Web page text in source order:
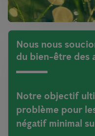
Nous nous
du bien-être des
Notre objectif
problème pour
négatif minimal